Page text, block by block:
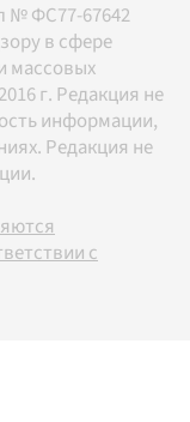
№ ФС77-67642
в сфере
массовых
г. Редакция не
информации,
Редакция не
с